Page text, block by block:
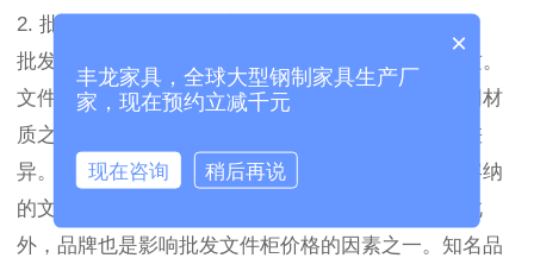
2. 批发文件柜的价格因素
批发文件柜的价格通常由多个因素决定。首先是材质。
文件柜一般采用钢板、木质或塑料等材料制作，不同材
质之间的成本差距较大，因此也会造成批发价格的差
异。其次是尺寸和容量。文件柜的大小不同，可以容纳
的文件数量也不同，大型的文件柜价格相对较高。此
外，品牌也是影响批发文件柜价格的因素之一。知名品
×
丰龙家具，全球大型钢制家具生产厂
家，现在预约立减千元
现在咨询 稍后再说